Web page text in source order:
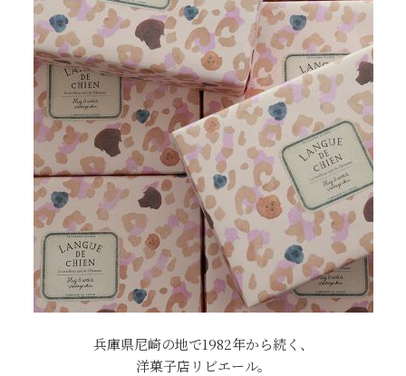
兵庫県尼崎の地で1982年から続く、
洋菓子店リビエール。